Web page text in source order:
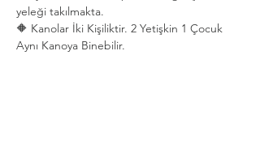
yeleği takılmakta.
🔶 Kanolar İki Kişiliktir. 2 Yetişkin 1 Çocuk
Aynı Kanoya Binebilir.